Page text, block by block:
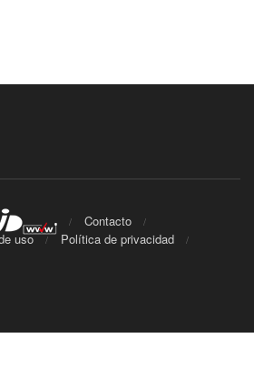
Contacto
uso
Política de privacidad